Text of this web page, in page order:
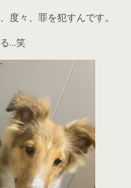
度々、罪を犯すんです。
…笑